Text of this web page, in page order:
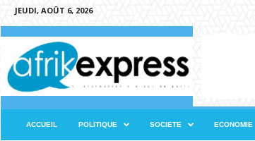
JEUDI, AOÛT 6, 2026
e
ACCUEIL POLITIQUE SOCIETE ECONOMIE